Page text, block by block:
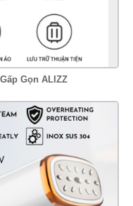
Gọn ALIZZ